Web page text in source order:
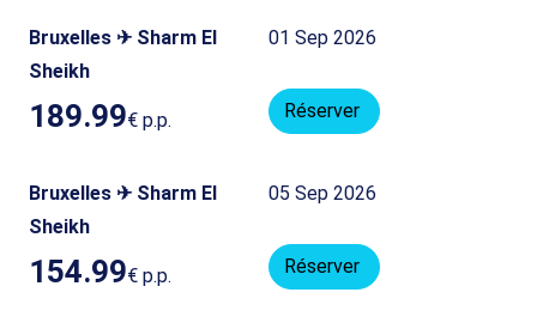
Bruxelles ✈ Sharm El
Sheikh
01 Sep 2026
189.99€ p.p. Réserver
Bruxelles ✈ Sharm El
Sheikh
05 Sep 2026
154.99€ p.p. Réserver